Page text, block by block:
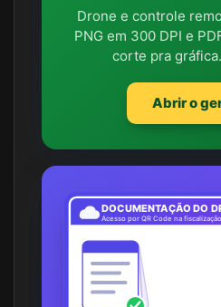
Drone e controle
PNG em 300 DPI e
corte pra
Abrir o
DOCUMENTAÇÃO DO
Acesso por QR Code na fiscalização